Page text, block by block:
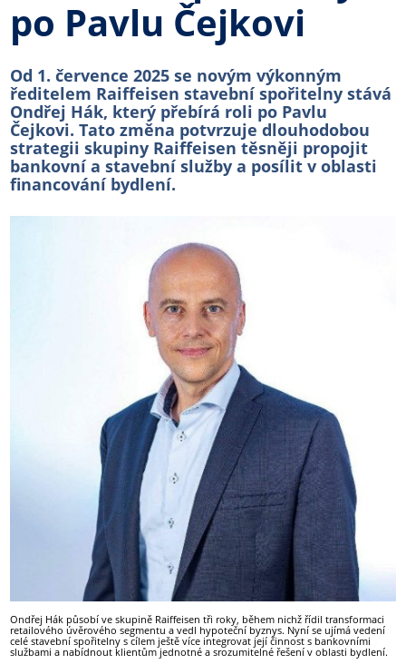
po Pavlu Čejkovi
Od 1. července 2025 se novým výkonným
ředitelem Raiffeisen stavební spořitelny stává
Ondřej Hák, který přebírá roli po Pavlu
Čejkovi. Tato změna potvrzuje dlouhodobou
strategii skupiny Raiffeisen těsněji propojit
bankovní a stavební služby a posílit v oblasti
financování bydlení.
Ondřej Hák působí ve skupině Raiffeisen tři roky, během nichž řídil transformaci
retailového úvěrového segmentu a vedl hypoteční byznys. Nyní se ujímá vedení
celé stavební spořitelny s cílem ještě více integrovat její činnost s bankovními
službami a nabídnout klientům jednotné a srozumitelné řešení v oblasti bydlení.